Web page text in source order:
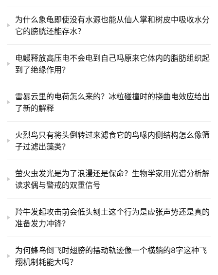
为什么象龟即使没有水源也能从仙人掌和树皮中吸收水分
它的膀胱还能存水？
电鳗释放高压电不会电到自己吗原来它体内的脂肪组织起
到了绝缘作用？
雷暴云里的电荷怎么来的？冰粒碰撞时的挠曲电效应给出
了新的解释
火烈鸟只有将头倒转过来滤食它的鸟喙内侧结构怎么像筛
子过滤出藻类？
萤火虫发光是为了浪漫还是保命？生物学家用光谱分析解
读求偶与警戒的双重信号
羚牛发起攻击前会低头刨土这个行为是虚张声势还是真的
准备发力冲锋？
为何蜂鸟倒飞时翅膀的摆动轨迹像一个横躺的8字这种飞
翔机制耗能大吗？